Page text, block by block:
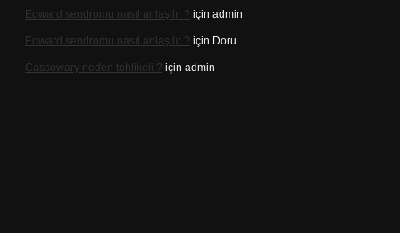
Edward sendromu nasıl anlaşılır ? için admin
Edward sendromu nasıl anlaşılır ? için Doru
Cassowary neden tehlikeli ? için admin